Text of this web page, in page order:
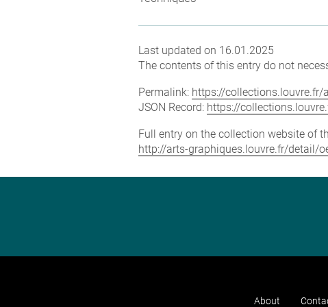
Last updated on 16.01.2025
The contents of this entry do not
Permalink: https://
JSON Record: https://
Full entry on the collection website of
http://arts-graphiques.louvre.fr/detail/
About